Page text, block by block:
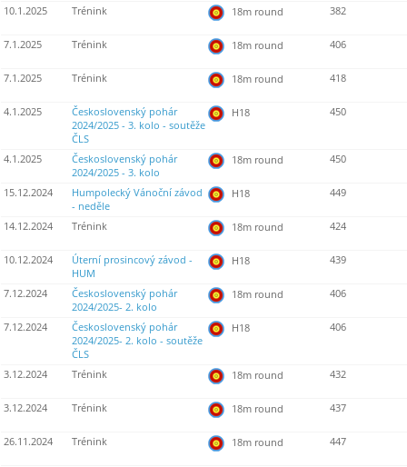
10.1.2025 Trénink 18m round 382
7.1.2025 Trénink 18m round 406
7.1.2025 Trénink 18m round 418
4.1.2025
Československý pohár
2024/2025 - 3. kolo - soutěže
ČLS
H18 450
4.1.2025
Československý pohár
2024/2025 - 3. kolo
18m round 450
15.12.2024
Humpolecký Vánoční závod
- neděle
H18 449
14.12.2024 Trénink 18m round 424
10.12.2024
Úterní prosincový závod -
HUM
H18 439
7.12.2024
Československý pohár
2024/2025- 2. kolo
18m round 406
7.12.2024
Československý pohár
2024/2025- 2. kolo - soutěže
ČLS
H18 406
3.12.2024 Trénink 18m round 432
3.12.2024 Trénink 18m round 437
26.11.2024 Trénink 18m round 447